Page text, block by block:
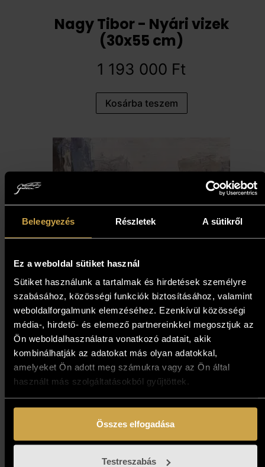
Beleegyezés Részletek A sütikről
Ez a weboldal sütiket használ
Sütiket használunk a tartalmak és hirdetések személyre
szabásához, közösségi funkciók biztosításához, valamint
weboldalforgalmunk elemzéséhez. Ezenkívül közösségi
média-, hirdető- és elemező partnereinkkel megosztjuk az
Ön weboldalhasználatra vonatkozó adatait, akik
kombinálhatják az adatokat más olyan adatokkal,
amelyeket Ön adott meg számukra vagy az Ön által
használt más szolgáltatásokból gyűjtöttek.
Összes elfogadása
Testreszabás
Nagy Tibor - Nyári vizek
(30x55 cm)
1 193 000 Ft
Kosárba teszem
Király Nikoletta - Forróság
(20x20 cm)
139 000Ft
Kosárba teszem